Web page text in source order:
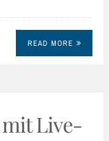
READ MORE
Live-